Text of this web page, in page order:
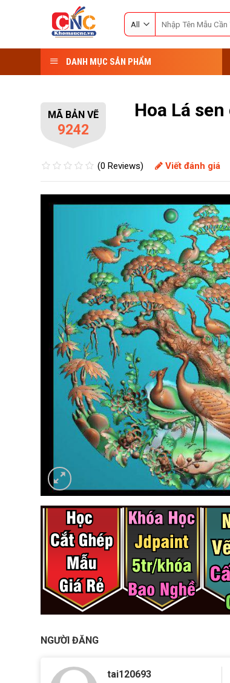
for:
DANH MỤC SẢN PHẨM
MÃ BẢN VẼ
9242
Hoa Lá
(0 Reviews) Viết đánh giá
NGƯỜI ĐĂNG
tai120693